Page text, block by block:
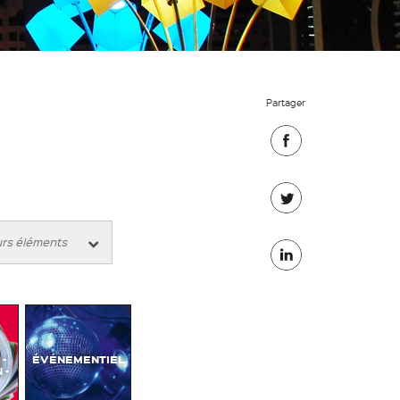
-
ÉVÉNEMENTIEL
Partager
sur
Facebook
sur
Twitter